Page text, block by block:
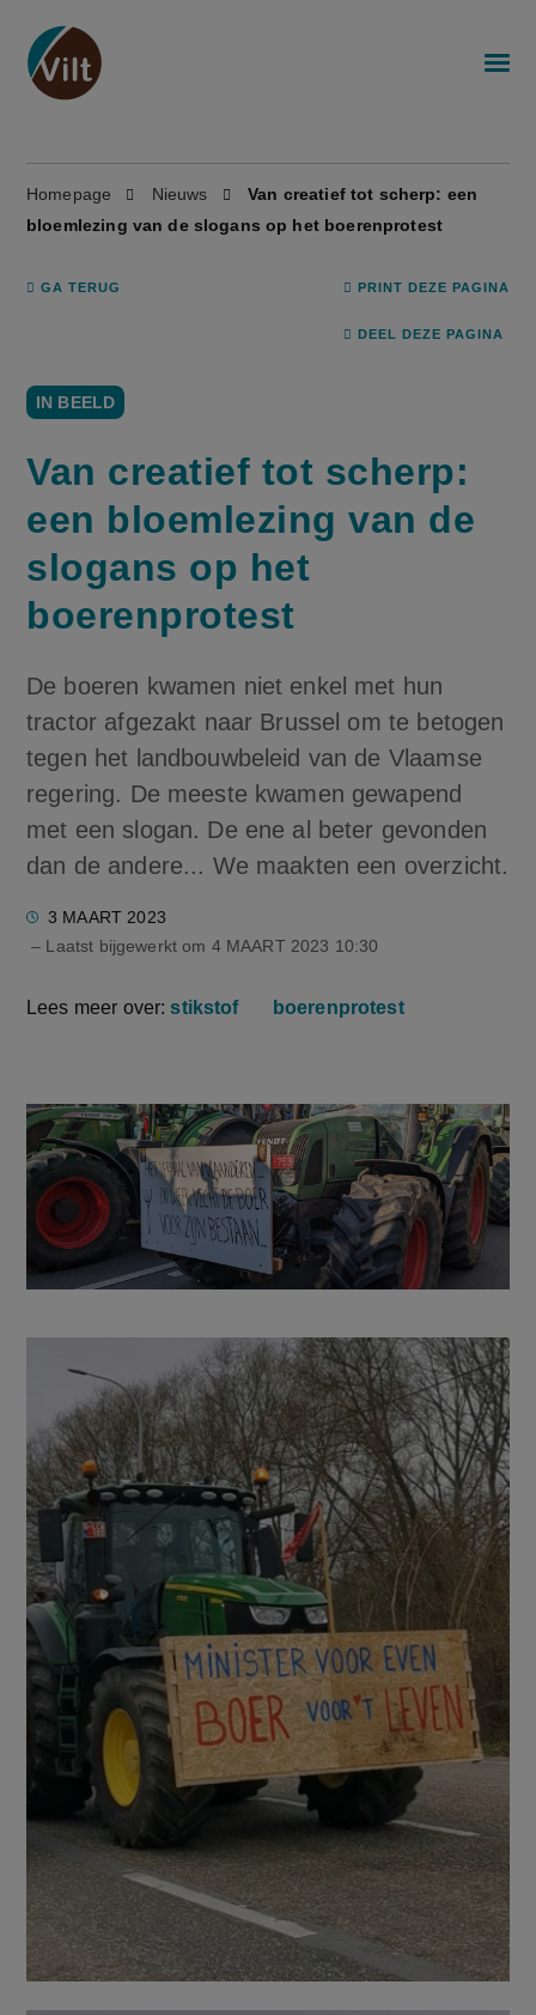
Homepage Nieuws
Van creatief tot scherp: een
bloemlezing van de slogans op het boerenprotest
GA TERUG PRINT DEZE PAGINA
DEEL DEZE PAGINA
IN BEELD
Van creatief tot scherp:
een bloemlezing van de
slogans op het
boerenprotest
De boeren kwamen niet enkel met hun
tractor afgezakt naar Brussel om te betogen
tegen het landbouwbeleid van de Vlaamse
regering. De meeste kwamen gewapend
met een slogan. De ene al beter gevonden
dan de andere... We maakten een overzicht.
3 MAART 2023
– Laatst bijgewerkt om 4 MAART 2023 10:30
Lees meer over:stikstof boerenprotest